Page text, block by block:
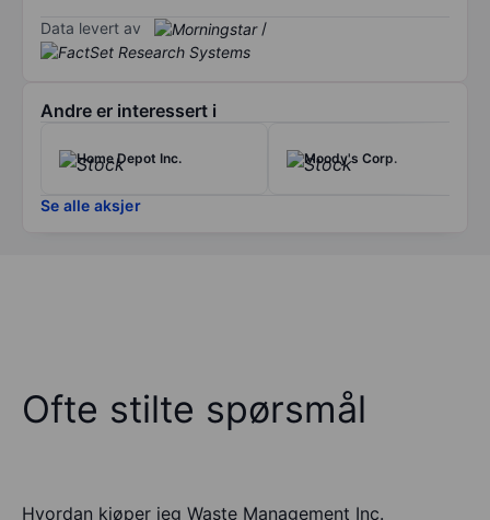
Data levert av /
Andre er interessert i
Home Depot Inc. Moody's Corp.
Se alle aksjer
Ofte stilte spørsmål
Hvordan kjøper jeg Waste Management Inc.